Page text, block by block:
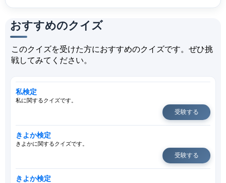
おすすめのクイズ
このクイズを受けた方におすすめのクイズです。ぜひ挑
戦してみてください。
私検定
私に関するクイズです。
受験する
きよか検定
きよかに関するクイズです。
受験する
きよか検定